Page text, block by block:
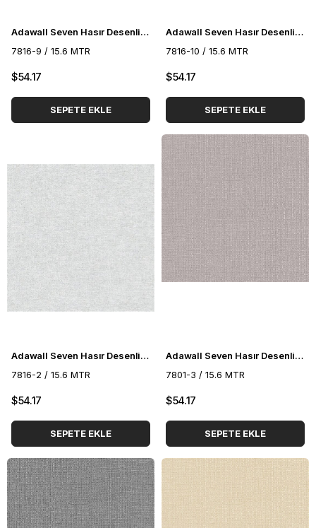
Adawall Seven Hasır Desenli Duvar Kağıdı 7816-9
7816-9 / 15.6 MTR
$54.17
SEPETE EKLE
Adawall Seven Hasır Desenli Duvar Kağıdı 7816-10
7816-10 / 15.6 MTR
$54.17
SEPETE EKLE
Adawall Seven Hasır Desenli Duvar Kağıdı 7816-2
7816-2 / 15.6 MTR
$54.17
SEPETE EKLE
Adawall Seven Hasır Desenli Duvar Kağıdı 7801-3
7801-3 / 15.6 MTR
$54.17
SEPETE EKLE